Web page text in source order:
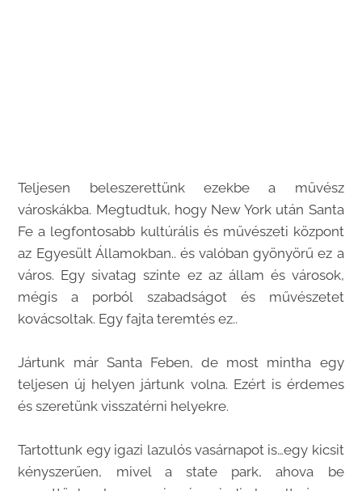
Teljesen beleszerettünk ezekbe a művész
városkákba. Megtudtuk, hogy New York után Santa
Fe a legfontosabb kultúrális és művészeti központ
az Egyesült Államokban.. és valóban gyönyörű ez a
város. Egy sivatag szinte ez az állam és városok,
mégis a porból szabadságot és művészetet
kovácsoltak. Egy fajta teremtés ez..
Jártunk már Santa Feben, de most mintha egy
teljesen új helyen jártunk volna. Ezért is érdemes
és szeretünk visszatérni helyekre.
Tartottunk egy igazi lazulós vasárnapot is…egy kicsit
kényszerűen, mivel a state park, ahova be